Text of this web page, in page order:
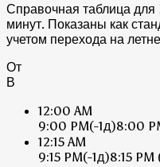
Справочная таблица для
минут. Показаны как
учетом перехода на
От
В
12:00 AM
9:00 PM(-1д)8:00
12:15 AM
9:15 PM(-1д)8:15 PM